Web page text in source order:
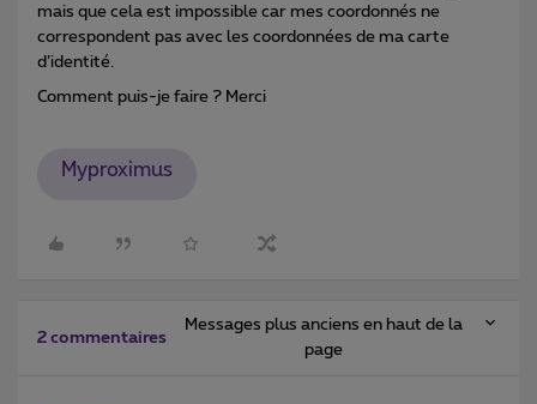
mais que cela est impossible car mes coordonnés ne
correspondent pas avec les coordonnées de ma carte
d’identité.
Comment puis-je faire ? Merci
Myproximus
2 commentaires
Messages plus anciens en haut de la
page